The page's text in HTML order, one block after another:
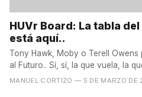
HUVr Board: La tabla
está aquí..
Tony Hawk, Moby o Terell Owens
al Futuro.. Sí, sí, la que vuela, la
MANUEL CORTIZO — 5 DE MARZO DE